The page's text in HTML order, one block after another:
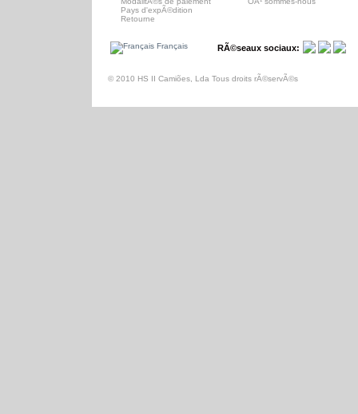
Pays d'expÃ©dition
Retourne
Français RÃ©seaux sociaux:
© 2010 HS II Camiões, Lda Tous droits rÃ©servÃ©s